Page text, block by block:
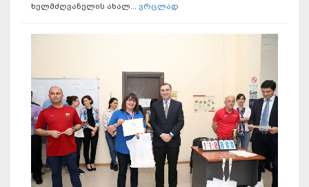
ხელმძღვანელის ახალ... ვრცლად